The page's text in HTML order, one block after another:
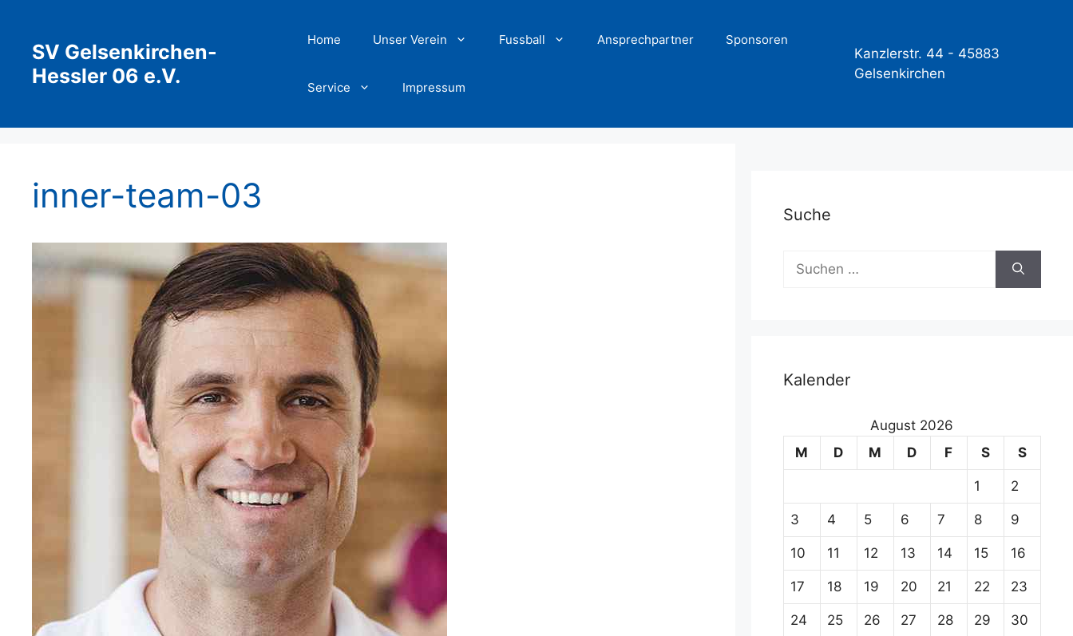
springenSV Gelsenkirchen-
Hessler 06 e.V.
Home Unser Verein Fussball Ansprechpartner Sponsoren
Service Impressum
Kanzlerstr. 44 - 45883
Gelsenkirchen
inner-team-03 Suche
Suchen
nach:
Kalender
August 2026
M
D M D F S S
1 2
3 4 5 6 7 8 9
10 11 12 13 14 15 16
17 18 19 20 21 22 23
24 25 26 27 28 29 30